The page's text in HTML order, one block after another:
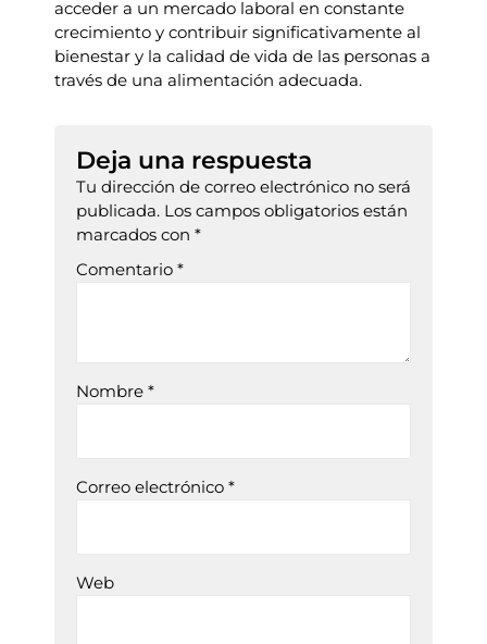
acceder a un mercado laboral en constante
crecimiento y contribuir significativamente al
bienestar y la calidad de vida de las personas a
través de una alimentación adecuada.
Deja una respuesta
Tu dirección de correo electrónico no será
publicada. Los campos obligatorios están
marcados con *
Comentario *
Nombre *
Correo electrónico *
Web